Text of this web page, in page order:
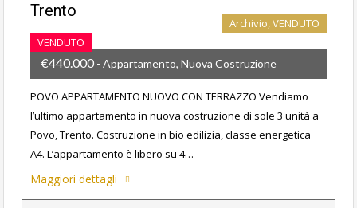
Trento
VENDUTO
Archivio, VENDUTO
€440.000 - Appartamento, Nuova Costruzione
POVO APPARTAMENTO NUOVO CON TERRAZZO Vendiamo
l’ultimo appartamento in nuova costruzione di sole 3 unità a
Povo, Trento. Costruzione in bio edilizia, classe energetica
A4. L’appartamento è libero su 4…
Maggiori dettagli